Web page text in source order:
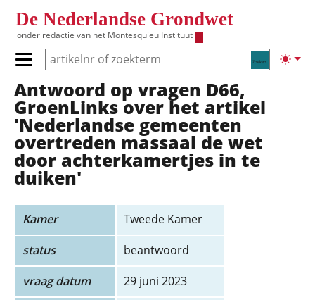
De Nederlandse Grondwet
onder redactie van het Montesquieu Instituut
Zoeken
Primair menu tonen/verbergen
Hoofdnavigatie
Antwoord op vragen D66,
GroenLinks over het artikel
'Nederlandse gemeenten
overtreden massaal de wet
door achterkamertjes in te
duiken'
Kamer
Tweede Kamer
status
beantwoord
vraag datum
29 juni 2023